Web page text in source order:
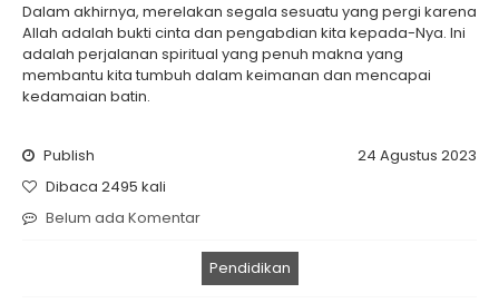
Dalam akhirnya, merelakan segala sesuatu yang pergi karena
Allah adalah bukti cinta dan pengabdian kita kepada-Nya. Ini
adalah perjalanan spiritual yang penuh makna yang
membantu kita tumbuh dalam keimanan dan mencapai
kedamaian batin.
Publish
24 Agustus 2023
Dibaca 2495 kali
Belum ada Komentar
Pendidikan